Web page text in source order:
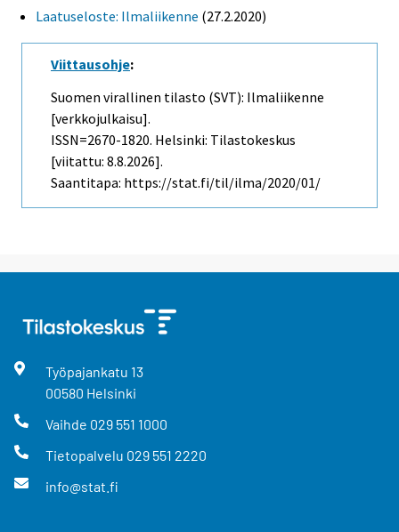
Laatuseloste: Ilmaliikenne (27.2.2020)
Viittausohje:
Suomen virallinen tilasto (SVT): Ilmaliikenne
[verkkojulkaisu].
ISSN=2670-1820. Helsinki: Tilastokeskus
[viitattu: 8.8.2026].
Saantitapa: https://stat.fi/til/ilma/2020/01/
Työpajankatu 13
00580 Helsinki
Vaihde 029 551 1000
Tietopalvelu 029 551 2220
info@stat.fi